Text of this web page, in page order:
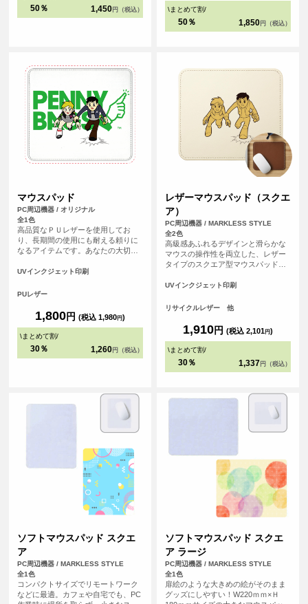
50％ 1,450 円（税込） \まとめて割/
50％ 1,850 円（税込）
マウスパッド
PC周辺機器 / オリジナル
全1色
高品質なＰＵレザーを使用してお
り、長期間の使用にも耐える頼りに
なるアイテムです。あなたの大切な
することで、パソコン周りが一気に
UVインクジェット印刷
PUレザー
1,800円 (税込 1,980円)
\まとめて割/
30％ 1,260 円（税込）
レザーマウスパッド（スクエ
ア）
PC周辺機器 / MARKLESS STYLE
全2色
高級感あふれるデザインと滑らかな
マウスの操作性を両立した、レザー
タイプのスクエア型マウスパッドで
革くずを繊維状に加工し、樹脂と混
ルレザー素材を使用しています。
念品としてもおすすめのアイテムで
UVインクジェット印刷
リサイクルレザー 他
1,910円 (税込 2,101円)
\まとめて割/
30％ 1,337 円（税込）
ソフトマウスパッド スクエ
ア
PC周辺機器 / MARKLESS STYLE
全1色
コンパクトサイズでリモートワーク
などに最適。カフェや自宅でも、PC
ソフトマウスパッド スクエ
ア ラージ
PC周辺機器 / MARKLESS STYLE
全1色
扉絵のような大きめの絵がそのまま
グッズにしやすい！W220ｍｍ×Ｈ